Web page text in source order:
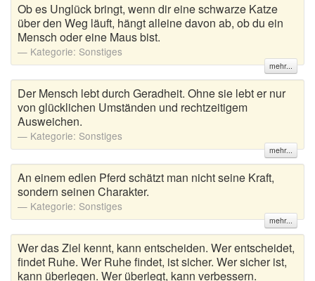
Ob es Unglück bringt, wenn dir eine schwarze Katze
über den Weg läuft, hängt alleine davon ab, ob du ein
Mensch oder eine Maus bist.
Kategorie: Sonstiges
mehr...
Der Mensch lebt durch Geradheit. Ohne sie lebt er nur
von glücklichen Umständen und rechtzeitigem
Ausweichen.
Kategorie: Sonstiges
mehr...
An einem edlen Pferd schätzt man nicht seine Kraft,
sondern seinen Charakter.
Kategorie: Sonstiges
mehr...
Wer das Ziel kennt, kann entscheiden. Wer entscheidet,
findet Ruhe. Wer Ruhe findet, ist sicher. Wer sicher ist,
kann überlegen. Wer überlegt, kann verbessern.